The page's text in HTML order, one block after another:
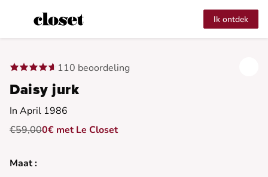
Ik ontdek
110 beoordeling
Daisy jurk
In April 1986
€59,000€ met Le Closet
Maat :